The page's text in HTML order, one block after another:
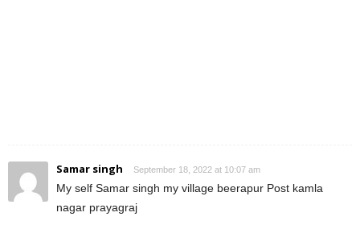
Samar singh September 18, 2022 at 10:07 am
My self Samar singh my village beerapur Post kamla
nagar prayagraj